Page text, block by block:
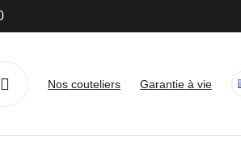
Nos couteliers Garantie à vie